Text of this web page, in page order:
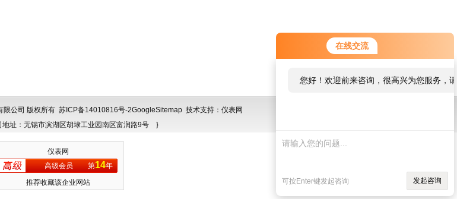
在线交流
您好！欢迎前来咨询，很高兴为您服务，
可按Enter键发起咨询 发起咨询
限公司 版权所有 苏ICP备14010816号-2GoogleSitemap 技术支持：仪表网
地址：无锡市滨湖区胡埭工业园南区富润路9号 }
仪表网
高级会员
第14年
推荐收藏该企业网站